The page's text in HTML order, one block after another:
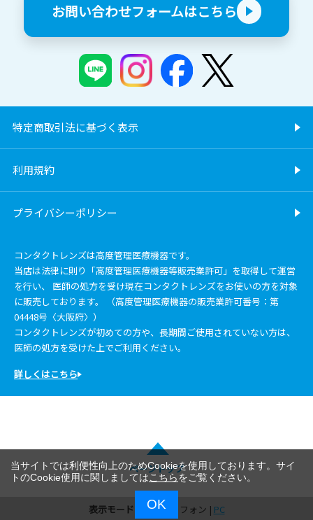
お問い合わせフォームはこちら
特定商取引法に基づく表示
利用規約
プライバシーポリシー
コンタクトレンズは高度管理医療機器です。
当店は法律に則り「高度管理医療機器等販売業許可」を取得して運営
を行い、 医師の処方を受け現在コンタクトレンズをお使いの方を対象
に販売しております。 （高度管理医療機器の販売業許可番号：第
04448号〈大阪府〉）
コンタクトレンズが初めての方や、長期間ご使用されていない方は、
医師の処方を受けた上でご利用ください。
詳しくはこちら
ページトップ
表示モード： スマートフォン | PC
当サイトでは利便性向上のためCookieを使用しております。サイ
トのCookie使用に関しましてはこちらをご覧ください。
OK